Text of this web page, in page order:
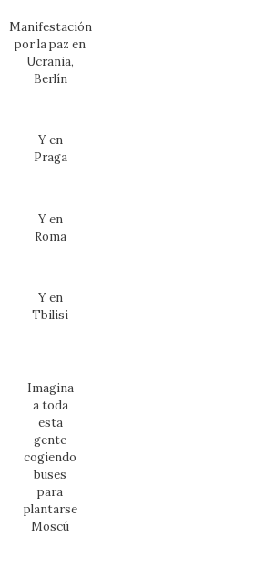
Manifestación
por la paz en
Ucrania,
Berlín
Y en
Praga
Y en
Roma
Y en
Tbilisi
Imagina
a toda
esta
gente
cogiendo
buses
para
plantarse
Moscú